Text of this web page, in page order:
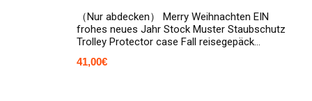
（Nur abdecken） Merry Weihnachten EIN
frohes neues Jahr Stock Muster Staubschutz
Trolley Protector case Fall reisegepäck…
41,00€